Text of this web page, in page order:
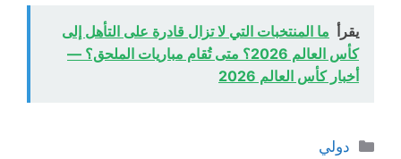
يقرأ ما المنتخبات التي لا تزال قادرة على التأهل إلى
كأس العالم 2026؟ متى تُقام مباريات الملحق؟ —
أخبار كأس العالم 2026
التصنيفات
دولي